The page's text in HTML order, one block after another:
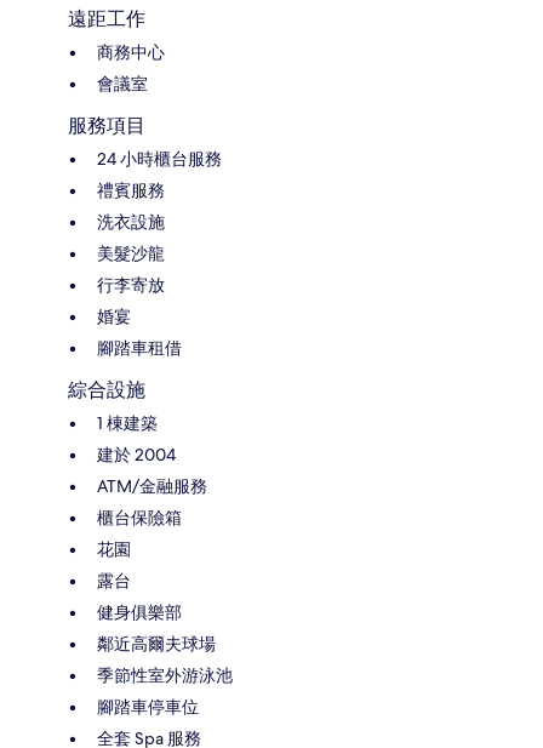
遠距工作
商務中心
會議室
服務項目
24 小時櫃台服務
禮賓服務
洗衣設施
美髮沙龍
行李寄放
婚宴
腳踏車租借
綜合設施
1 棟建築
建於 2004
ATM/金融服務
櫃台保險箱
花園
露台
健身俱樂部
鄰近高爾夫球場
季節性室外游泳池
腳踏車停車位
全套 Spa 服務